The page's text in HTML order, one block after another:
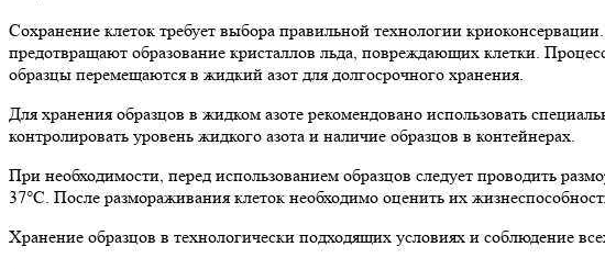
Сохранение клеток требует выбора правильной технологии
предотвращают образование кристаллов льда, повреждающих клетки.
образцы перемещаются в жидкий азот для долгосрочного хранения.
Для хранения образцов в жидком азоте рекомендовано использовать
контролировать уровень жидкого азота и наличие образцов в контейнерах.
При необходимости, перед использованием образцов следует проводить
37°C. После размораживания клеток необходимо оценить их
Хранение образцов в технологически подходящих условиях и соблюдение